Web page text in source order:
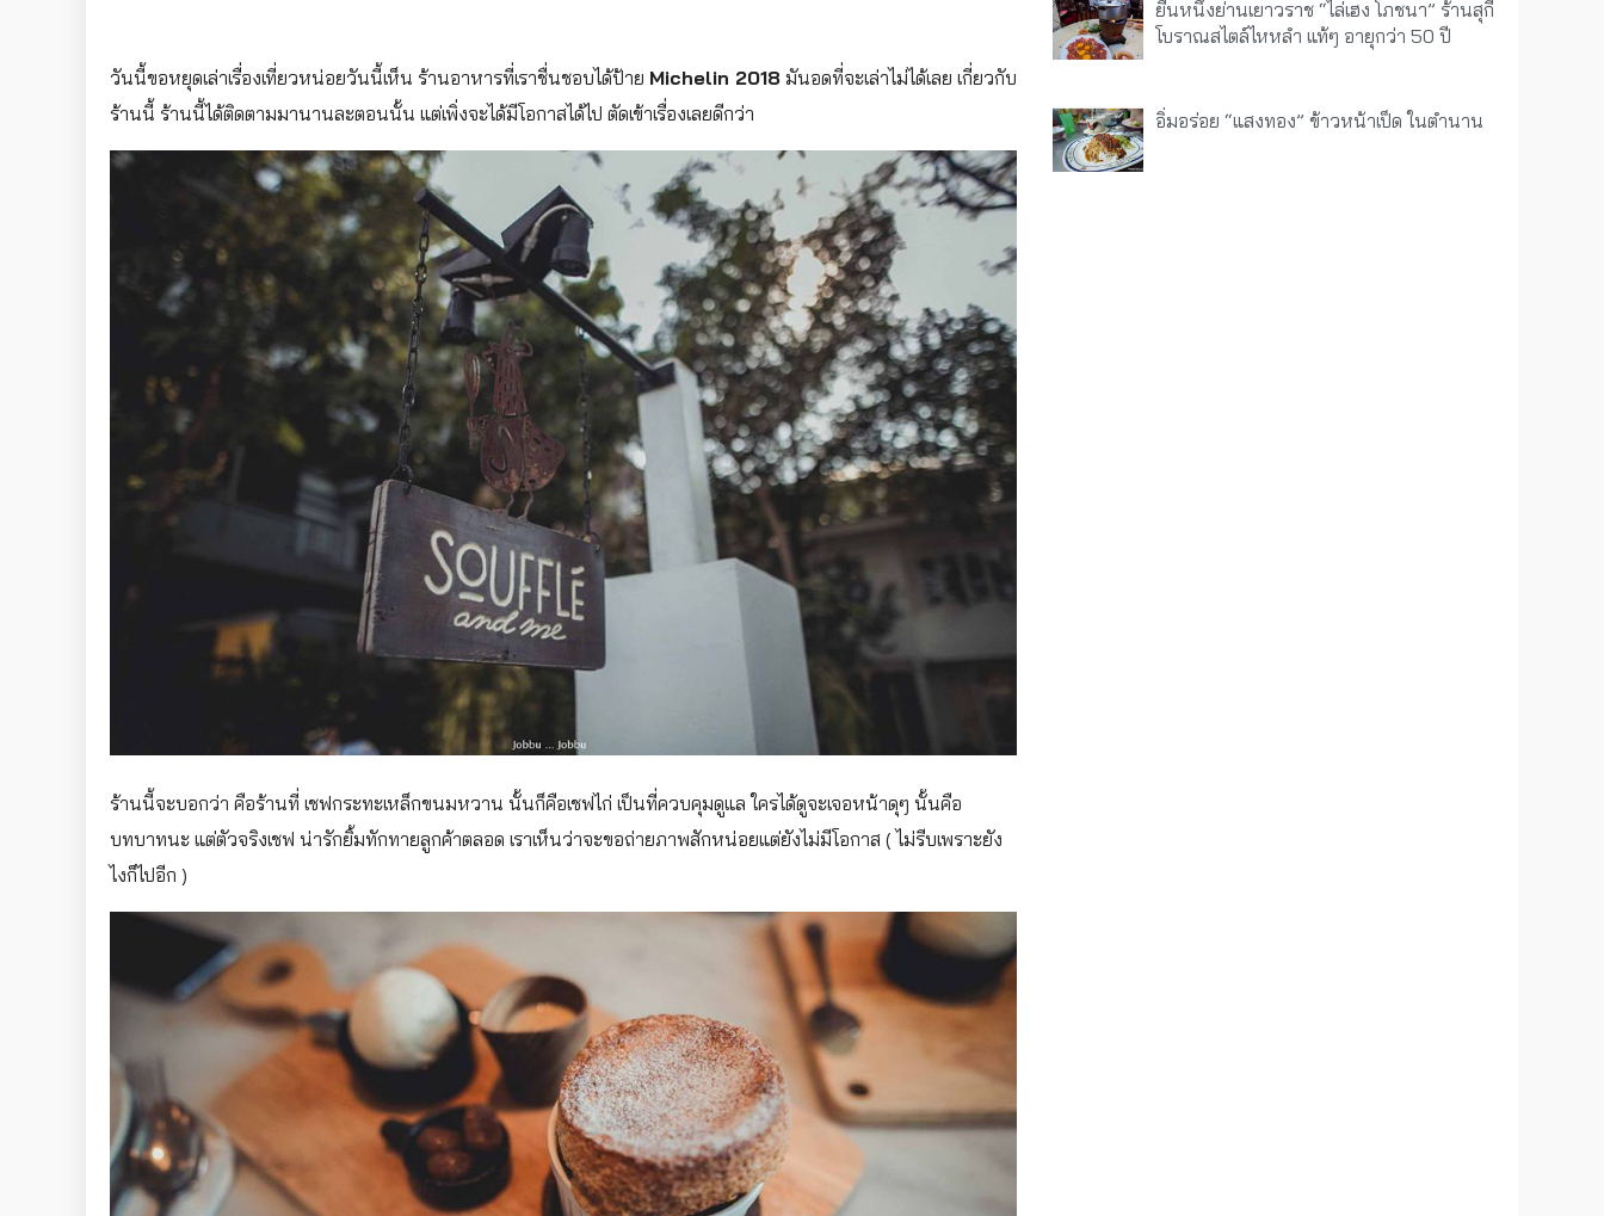
วันนี้ขอหยุดเล่าเรื่องเที่ยวหน่อยวันนี้เห็น ร้านอาหารที่เราชื่นชอบได้ป้าย Michelin 2018 มันอดที่จะเล่าไม่ได้เลย เกี่ยวกับ
ร้านนี้ ร้านนี้ได้ติดตามมานานละตอนนั้น แต่เพิ่งจะได้มีโอกาสได้ไป ตัดเข้าเรื่องเลยดีกว่า
ร้านนี้จะบอกว่า คือร้านที่ เชฟกระทะเหล็กขนมหวาน นั้นก็คือเชฟไก่ เป็นที่ควบคุมดูแล ใครได้ดูจะเจอหน้าดุๆ นั้นคือ
บทบาทนะ แต่ตัวจริงเชฟ น่ารักยิ้มทักทายลูกค้าตลอด เราเห็นว่าจะขอถ่ายภาพสักหน่อยแต่ยังไม่มีโอกาส ( ไม่รีบเพราะยัง
ไงก็ไปอีก )
ยืนหนึ่งย่านเยาวราช “ไล่เฮง โภชนา” ร้านสุกี้
โบราณสไตล์ไหหลำ แท้ๆ อายุกว่า 50 ปี
อิ่มอร่อย “แสงทอง” ข้าวหน้าเป็ด ในตำนาน